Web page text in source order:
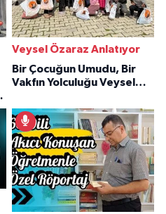
Veysel Özaraz Anlatıyor
Bir Çocuğun Umudu, Bir
Vakfın Yolculuğu Veysel